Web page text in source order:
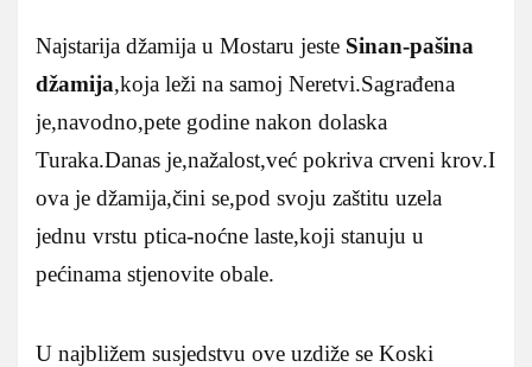
Najstarija džamija u Mostaru jeste Sinan-pašina
džamija,koja leži na samoj Neretvi.Sagrađena
je,navodno,pete godine nakon dolaska
Turaka.Danas je,nažalost,već pokriva crveni krov.I
ova je džamija,čini se,pod svoju zaštitu uzela
jednu vrstu ptica-noćne laste,koji stanuju u
pećinama stjenovite obale.
U najbližem susjedstvu ove uzdiže se Koski